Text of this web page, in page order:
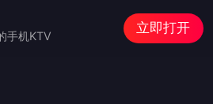
手机KTV
立即打开